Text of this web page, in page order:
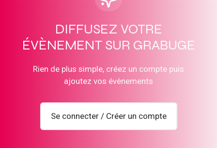
DIFFUSEZ VOTRE
ÉVÈNEMENT SUR GRABUGE
Rien de plus simple, créez un compte puis
ajoutez vos évènements
Se connecter / Créer un compte